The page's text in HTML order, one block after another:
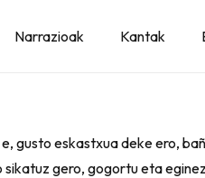
Narrazioak Kantak
gusto eskastxua deke ero,
gero, gogortu eta